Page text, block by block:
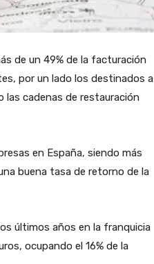
de un 49% de la facturación
por un lado los destinados a
las cadenas de restauración
en España, siendo más
buena tasa de retorno de la
últimos años en la franquicia
ocupando el 16% de la